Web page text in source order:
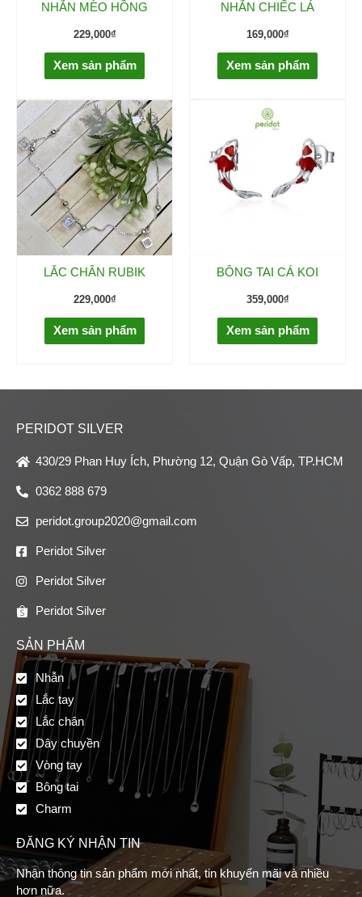
NHẪN MÈO HỒNG
229,000₫
Xem sản phẩm
NHẪN CHIẾC LÁ
169,000₫
Xem sản phẩm
LẮC CHÂN RUBIK
229,000₫
Xem sản phẩm
BÔNG TAI CÁ KOI
359,000₫
Xem sản phẩm
PERIDOT SILVER
430/29 Phan Huy Ích, Phường 12, Quận Gò Vấp, TP.HCM
0362 888 679
peridot.group2020@gmail.com
Peridot Silver
Peridot Silver
Peridot Silver
SẢN PHẨM
Nhẫn
Lắc tay
Lắc chân
Dây chuyền
Vòng tay
Bông tai
Charm
ĐĂNG KÝ NHẬN TIN
Nhận thông tin sản phẩm mới nhất, tin khuyến mãi và nhiều
hơn nữa.